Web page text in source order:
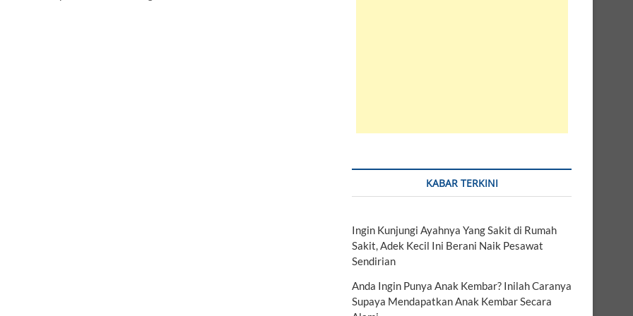
KABAR TERKINI
Ingin Kunjungi Ayahnya Yang Sakit di Rumah
Sakit, Adek Kecil Ini Berani Naik Pesawat
Sendirian
Anda Ingin Punya Anak Kembar? Inilah Caranya
Supaya Mendapatkan Anak Kembar Secara